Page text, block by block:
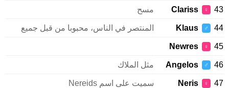
♀
Clariss مسح
♂
Klaus المنتصر في الناس، محبوبا من قبل جميع
♀
Newres
♂
Angelos مثل الملاك
♀
Neris سميت على اسم Nereids